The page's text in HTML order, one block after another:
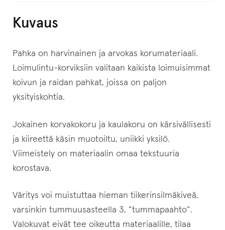
Kuvaus
Pahka on harvinainen ja arvokas korumateriaali.
Loimulintu-korviksiin valitaan kaikista loimuisimmat
koivun ja raidan pahkat, joissa on paljon
yksityiskohtia.
Jokainen korvakokoru ja kaulakoru on kärsivällisesti
ja kiireettä käsin muotoiltu, uniikki yksilö.
Viimeistely on materiaalin omaa tekstuuria
korostava.
Väritys voi muistuttaa hieman tiikerinsilmäkiveä,
varsinkin tummuusasteella 3, ”tummapaahto”.
Valokuvat eivät tee oikeutta materiaalille, tilaa